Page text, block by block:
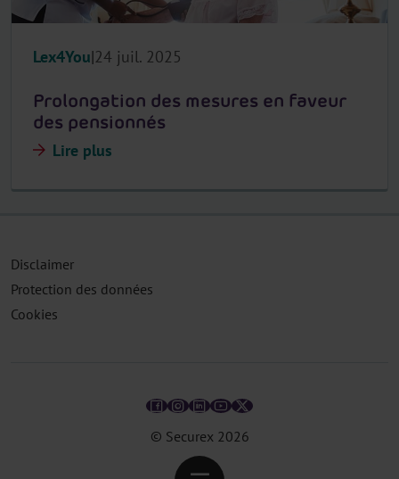
Lex4You 24 juil. 2025
Prolongation des mesures en faveur
des pensionnés
Lire plus
© Securex 2026
Disclaimer
Protection des données
Cookies